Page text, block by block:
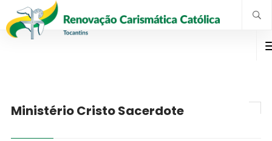
Ministério Cristo Sacerdote